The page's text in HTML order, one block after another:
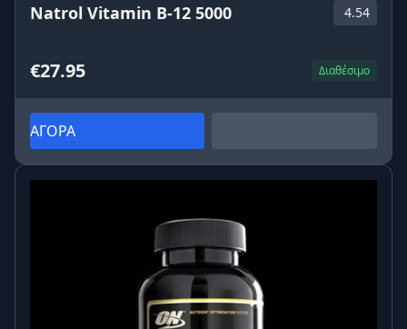
Natrol Vitamin B-12 5000 4.54
€27.95 Διαθέσιμο
ΑΓΟΡΑ